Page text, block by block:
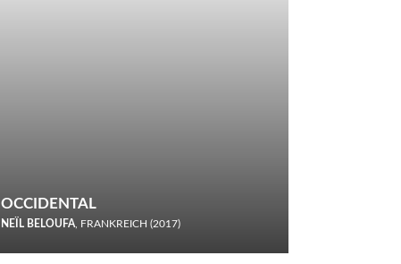
OCCIDENTAL
NEÏL BELOUFA, FRANKREICH (2017)